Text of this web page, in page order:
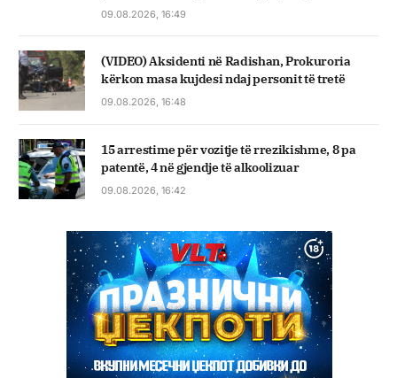
09.08.2026, 16:49
(VIDEO) Aksidenti në Radishan, Prokuroria
kërkon masa kujdesi ndaj personit të tretë
09.08.2026, 16:48
15 arrestime për vozitje të rrezikishme, 8 pa
patentë, 4 në gjendje të alkoolizuar
09.08.2026, 16:42